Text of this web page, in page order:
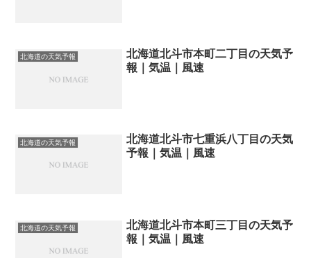
北海道の天気予報
北海道北斗市本町二丁目の天気予
報｜気温｜風速
北海道の天気予報
北海道北斗市七重浜八丁目の天気
予報｜気温｜風速
北海道の天気予報
北海道北斗市本町三丁目の天気予
報｜気温｜風速